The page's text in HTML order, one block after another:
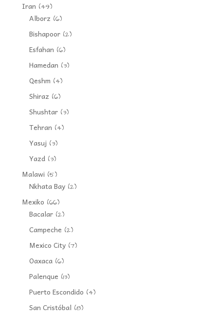
Iran (49)
Alborz (6)
Bishapoor(2)
Esfahan (6)
Hamedan (3)
Qeshm (4)
Shiraz (6)
Shushtar(3)
Tehran (4)
Yasuj (3)
Yazd(3)
Malawi (5)
Nkhata Bay(2)
Mexiko (66)
Bacalar(2)
Campeche (2)
Mexico City(7)
Oaxaca(6)
Palenque (13)
Puerto Escondido (4)
San Cristóbal (8)